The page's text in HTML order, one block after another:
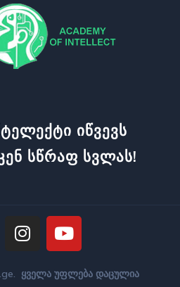
Იწვევს
Სწრაფ Სვლას!
ყველა უფლება დაცულია